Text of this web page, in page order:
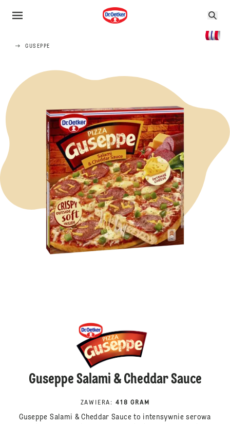
GUSEPPE
Guseppe Salami & Cheddar Sauce
ZAWIERA : 418 GRAM
Guseppe Salami & Cheddar Sauce to intensywnie serowa